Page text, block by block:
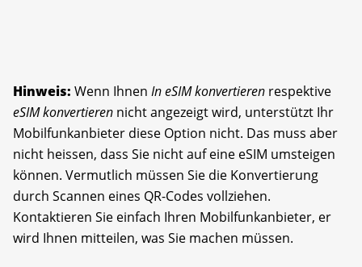
Hinweis: Wenn Ihnen In eSIM konvertieren respektive
eSIM konvertieren nicht angezeigt wird, unterstützt Ihr
Mobilfunkanbieter diese Option nicht. Das muss aber
nicht heissen, dass Sie nicht auf eine eSIM umsteigen
können. Vermutlich müssen Sie die Konvertierung
durch Scannen eines QR-Codes vollziehen.
Kontaktieren Sie einfach Ihren Mobilfunkanbieter, er
wird Ihnen mitteilen, was Sie machen müssen.